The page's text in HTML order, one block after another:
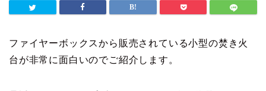
ファイヤーボックスから販売されている小型の焚き火
台が非常に面白いのでご紹介します。